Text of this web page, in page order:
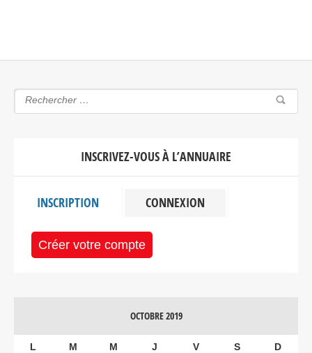
INSCRIVEZ-VOUS À L’ANNUAIRE
INSCRIPTION CONNEXION
Créer votre compte
OCTOBRE 2019
L M M J V S D